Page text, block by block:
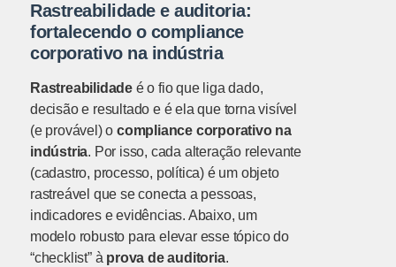
Rastreabilidade e auditoria:
fortalecendo o compliance
corporativo na indústria
Rastreabilidade é o fio que liga dado,
decisão e resultado e é ela que torna visível
(e provável) ocompliance corporativo na
indústria. Por isso, cada alteração relevante
(cadastro, processo, política) é um objeto
rastreável que se conecta a pessoas,
indicadores e evidências. Abaixo, um
modelo robusto para elevar esse tópico do
“checklist” à prova de auditoria.